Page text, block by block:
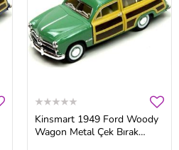
Kinsmart 1949 Ford Woody
Wagon Metal Çek Bırak